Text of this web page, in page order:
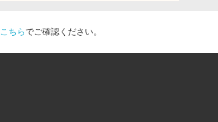
こちらでご確認ください。